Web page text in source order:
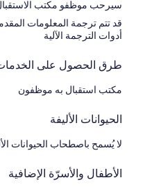
سيرحب موظفو مكتب الاستقبال
قد تتم ترجمة المعلومات
أدوات الترجمة الآلية
طرق الحصول على
مكتب استقبال به موظفون
الحيوانات الأليفة
لا يُسمح باصطحاب الحيوانات
الأطفال والأسرّة الإضافية